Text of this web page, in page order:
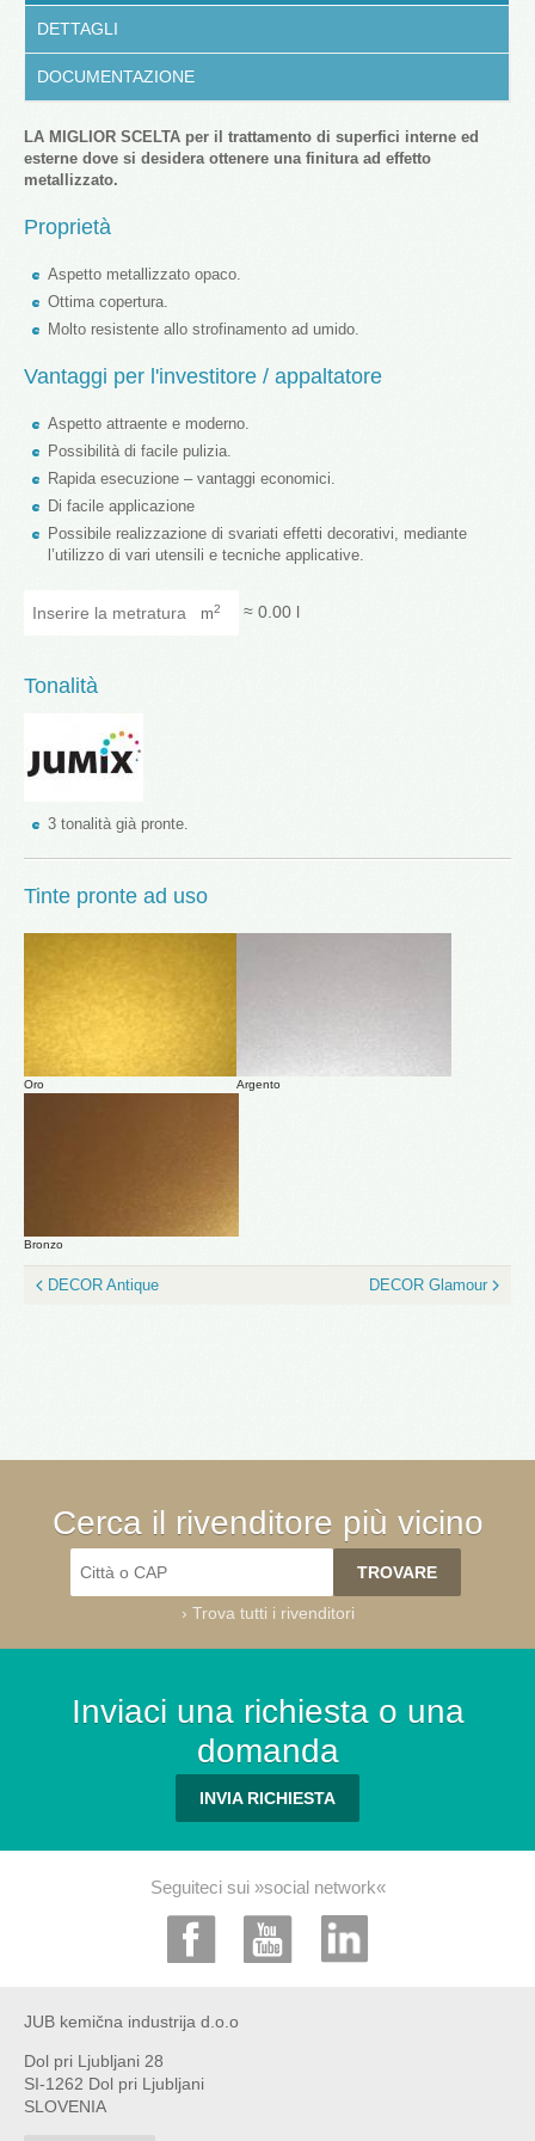
DETTAGLI
DOCUMENTAZIONE
LA MIGLIOR SCELTA per il trattamento di superfici interne ed
esterne dove si desidera ottenere una finitura ad effetto
metallizzato.
Proprietà
Aspetto metallizzato opaco.
Ottima copertura.
Molto resistente allo strofinamento ad umido.
Vantaggi per l'investitore / appaltatore
Aspetto attraente e moderno.
Possibilità di facile pulizia.
Rapida esecuzione – vantaggi economici.
Di facile applicazione
Possibile realizzazione di svariati effetti decorativi, mediante
l’utilizzo di vari utensili e tecniche applicative.
m2 ≈ 0.00 l
Tonalità
3 tonalità già pronte.
Tinte pronte ad uso
Oro Argento
Bronzo
DECOR Antique DECOR Glamour
Cerca il rivenditore più vicino
› Trova tutti i rivenditori
Inviaci una richiesta o una
domanda
INVIA RICHIESTA
Seguiteci sui »social network«
JUB kemična industrija d.o.o
Dol pri Ljubljani 28
SI-1262 Dol pri Ljubljani
SLOVENIA